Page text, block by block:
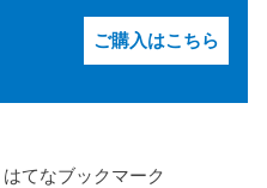
ご購入はこちら
はてなブックマーク